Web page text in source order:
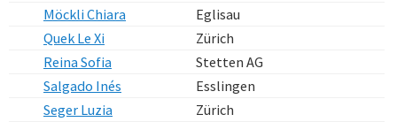
Möckli Chiara
Eglisau
Quek Le Xi
Zürich
Reina Sofia
Stetten AG
Salgado Inés
Esslingen
Seger Luzia
Zürich